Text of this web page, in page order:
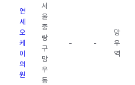
연
세
오
케
이
의
원
서
울
중
랑
구
망
우
동
- -
망
우
역